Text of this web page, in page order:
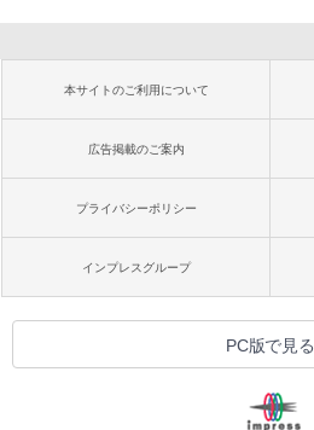
本サイトのご利用について
広告掲載のご案内
プライバシーポリシー
インプレスグループ
PC版で見る